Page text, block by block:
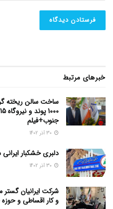
خبرهای مرتبط
ساخت سالن ریخته
جنوب+فیلم
دلبری خشکبار ایرانی
شرکت ایرانیان
و کار اقساطی و